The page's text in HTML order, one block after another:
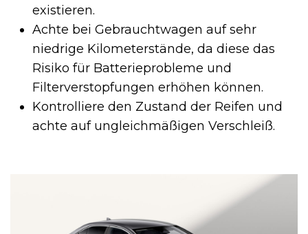
existieren.
Achte bei Gebrauchtwagen auf sehr
niedrige Kilometerstände, da diese das
Risiko für Batterieprobleme und
Filterverstopfungen erhöhen können.
Kontrolliere den Zustand der Reifen und
achte auf ungleichmäßigen Verschleiß.